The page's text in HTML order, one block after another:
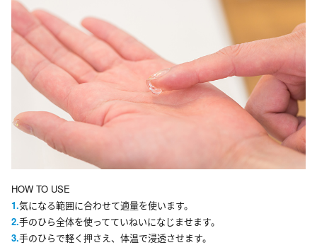
HOW TO USE
1.気になる範囲に合わせて適量を使います。
2.手のひら全体を使ってていねいになじませます。
3.手のひらで軽く押さえ、体温で浸透させます。